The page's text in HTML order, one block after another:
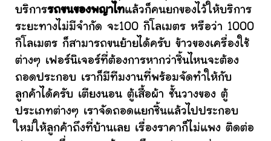
บริการรถขนของพญาไทแล้วก็คนยกของไว้ให้บริการ
ระยะทางไม่มีจำกัด จะ100 กิโลเมตร หรือว่า 1000
กิโลเมตร ก็สามารถขนย้ายได้ครับ ข้าวของเครื่องใช้
ต่างๆ เฟอร์นิเจอร์ที่ต้องการหากว่าชิ้นไหนจะต้อง
ถอดประกอบ เราก็มีทีมงานที่พร้อมจัดทำให้กับ
ลูกค้าได้ครับ เตียงนอน ตู้เสื้อผ้า ชั้นวางของ ตู้
ประเภทต่างๆ เราจัดถอดแยกชิ้นแล้วไปประกอบ
ใหม่ให้ลูกค้าถึงที่บ้านเลย เรื่องราคาก็ไม่แพง ติดต่อ